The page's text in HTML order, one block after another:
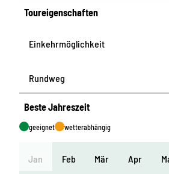
Toureigenschaften
Einkehrmöglichkeit
Rundweg
Beste Jahreszeit
geeignet wetterabhängig
Jan Feb Mär Apr